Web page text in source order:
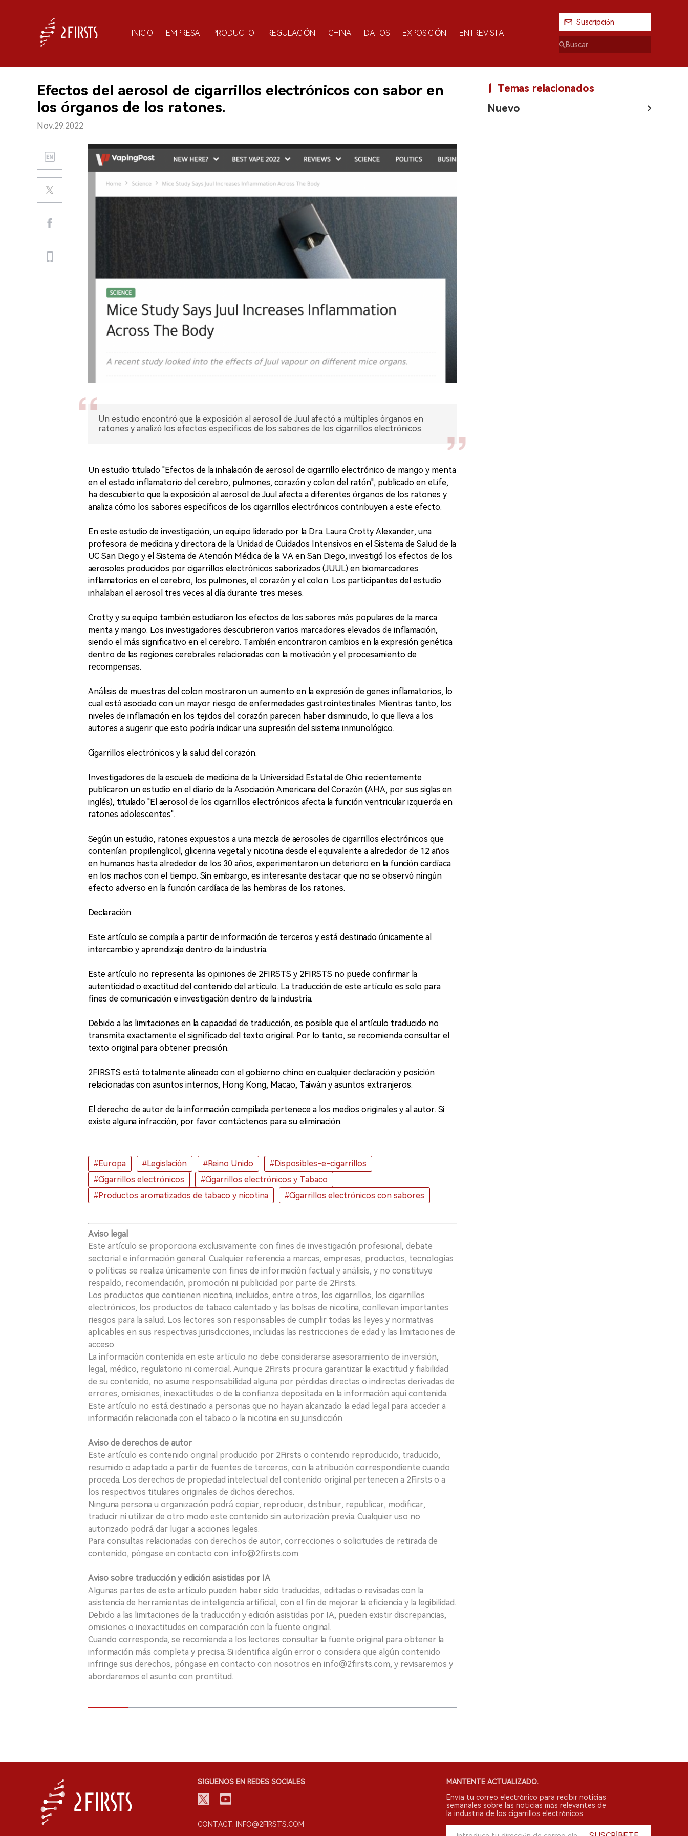
INICIO EMPRESA PRODUCTO REGULACIÓN CHINA DATOS EXPOSICIÓN ENTREVISTA
Suscripción
Efectos del aerosol de cigarrillos electrónicos con sabor en
los órganos de los ratones.
Nov.29.2022
Un estudio encontró que la exposición al aerosol de Juul afectó a múltiples órganos en
ratones y analizó los efectos específicos de los sabores de los cigarrillos electrónicos.
Un estudio titulado "Efectos de la inhalación de aerosol de cigarrillo electrónico de mango y menta
en el estado inflamatorio del cerebro, pulmones, corazón y colon del ratón", publicado en eLife,
ha descubierto que la exposición al aerosol de Juul afecta a diferentes órganos de los ratones y
analiza cómo los sabores específicos de los cigarrillos electrónicos contribuyen a este efecto.
En este estudio de investigación, un equipo liderado por la Dra. Laura Crotty Alexander, una
profesora de medicina y directora de la Unidad de Cuidados Intensivos en el Sistema de Salud de la
UC San Diego y el Sistema de Atención Médica de la VA en San Diego, investigó los efectos de los
aerosoles producidos por cigarrillos electrónicos saborizados (JUUL) en biomarcadores
inflamatorios en el cerebro, los pulmones, el corazón y el colon. Los participantes del estudio
inhalaban el aerosol tres veces al día durante tres meses.
Crotty y su equipo también estudiaron los efectos de los sabores más populares de la marca:
menta y mango. Los investigadores descubrieron varios marcadores elevados de inflamación,
siendo el más significativo en el cerebro. También encontraron cambios en la expresión genética
dentro de las regiones cerebrales relacionadas con la motivación y el procesamiento de
recompensas.
Análisis de muestras del colon mostraron un aumento en la expresión de genes inflamatorios, lo
cual está asociado con un mayor riesgo de enfermedades gastrointestinales. Mientras tanto, los
niveles de inflamación en los tejidos del corazón parecen haber disminuido, lo que lleva a los
autores a sugerir que esto podría indicar una supresión del sistema inmunológico.
Cigarrillos electrónicos y la salud del corazón.
Investigadores de la escuela de medicina de la Universidad Estatal de Ohio recientemente
publicaron un estudio en el diario de la Asociación Americana del Corazón (AHA, por sus siglas en
inglés), titulado "El aerosol de los cigarrillos electrónicos afecta la función ventricular izquierda en
ratones adolescentes".
Según un estudio, ratones expuestos a una mezcla de aerosoles de cigarrillos electrónicos que
contenían propilenglicol, glicerina vegetal y nicotina desde el equivalente a alrededor de 12 años
en humanos hasta alrededor de los 30 años, experimentaron un deterioro en la función cardíaca
en los machos con el tiempo. Sin embargo, es interesante destacar que no se observó ningún
efecto adverso en la función cardíaca de las hembras de los ratones.
Declaración:
Este artículo se compila a partir de información de terceros y está destinado únicamente al
intercambio y aprendizaje dentro de la industria.
Este artículo no representa las opiniones de 2FIRSTS y 2FIRSTS no puede confirmar la
autenticidad o exactitud del contenido del artículo. La traducción de este artículo es solo para
fines de comunicación e investigación dentro de la industria.
Debido a las limitaciones en la capacidad de traducción, es posible que el artículo traducido no
transmita exactamente el significado del texto original. Por lo tanto, se recomienda consultar el
texto original para obtener precisión.
2FIRSTS está totalmente alineado con el gobierno chino en cualquier declaración y posición
relacionadas con asuntos internos, Hong Kong, Macao, Taiwán y asuntos extranjeros.
El derecho de autor de la información compilada pertenece a los medios originales y al autor. Si
existe alguna infracción, por favor contáctenos para su eliminación.
#Europa #Legislación #Reino Unido
#Disposibles-e-cigarrillos
#Cigarrillos electrónicos
#Cigarrillos electrónicos y Tabaco
#Productos aromatizados de tabaco y nicotina
#Cigarrillos electrónicos con sabores
Aviso legal
Este artículo se proporciona exclusivamente con fines de investigación profesional, debate
sectorial e información general. Cualquier referencia a marcas, empresas, productos, tecnologías
o políticas se realiza únicamente con fines de información factual y análisis, y no constituye
respaldo, recomendación, promoción ni publicidad por parte de 2Firsts.
Los productos que contienen nicotina, incluidos, entre otros, los cigarrillos, los cigarrillos
electrónicos, los productos de tabaco calentado y las bolsas de nicotina, conllevan importantes
riesgos para la salud. Los lectores son responsables de cumplir todas las leyes y normativas
aplicables en sus respectivas jurisdicciones, incluidas las restricciones de edad y las limitaciones de
acceso.
La información contenida en este artículo no debe considerarse asesoramiento de inversión,
legal, médico, regulatorio ni comercial. Aunque 2Firsts procura garantizar la exactitud y fiabilidad
de su contenido, no asume responsabilidad alguna por pérdidas directas o indirectas derivadas de
errores, omisiones, inexactitudes o de la confianza depositada en la información aquí contenida.
Este artículo no está destinado a personas que no hayan alcanzado la edad legal para acceder a
información relacionada con el tabaco o la nicotina en su jurisdicción.
Aviso de derechos de autor
Este artículo es contenido original producido por 2Firsts o contenido reproducido, traducido,
resumido o adaptado a partir de fuentes de terceros, con la atribución correspondiente cuando
proceda. Los derechos de propiedad intelectual del contenido original pertenecen a 2Firsts o a
los respectivos titulares originales de dichos derechos.
Ninguna persona u organización podrá copiar, reproducir, distribuir, republicar, modificar,
traducir ni utilizar de otro modo este contenido sin autorización previa. Cualquier uso no
autorizado podrá dar lugar a acciones legales.
Para consultas relacionadas con derechos de autor, correcciones o solicitudes de retirada de
contenido, póngase en contacto con: info@2firsts.com.
Aviso sobre traducción y edición asistidas por IA
Algunas partes de este artículo pueden haber sido traducidas, editadas o revisadas con la
asistencia de herramientas de inteligencia artificial, con el fin de mejorar la eficiencia y la legibilidad.
Debido a las limitaciones de la traducción y edición asistidas por IA, pueden existir discrepancias,
omisiones o inexactitudes en comparación con la fuente original.
Cuando corresponda, se recomienda a los lectores consultar la fuente original para obtener la
información más completa y precisa. Si identifica algún error o considera que algún contenido
infringe sus derechos, póngase en contacto con nosotros en info@2firsts.com, y revisaremos y
abordaremos el asunto con prontitud.
Temas relacionados
Nuevo
SÍGUENOS EN REDES SOCIALES
CONTACT: INFO@2FIRSTS.COM
MANTENTE ACTUALIZADO.
Envía tu correo electrónico para recibir noticias
semanales sobre las noticias más relevantes de
la industria de los cigarrillos electrónicos.